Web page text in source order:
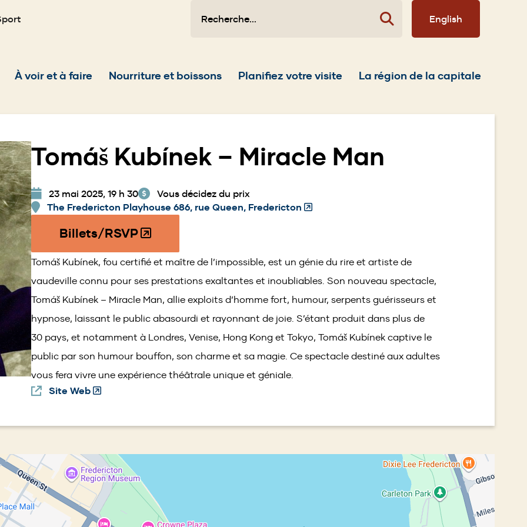
English
Main
navigation
À voir et à faire Nourriture et boissons Planifiez votre visite La région de la capitale
Tomáš Kubínek – Miracle Man
23 mai 2025, 19 h 30 Vous décidez du prix
The Fredericton Playhouse 686, rue Queen, Fredericton (Opens
window)
Billets/RSVP(O
p
e
n
s
n
a
n
e
n
w)
Tomáš Kubínek, fou certifié et maître de l’impossible, est un génie du rire et artiste de
vaudeville connu pour ses prestations exaltantes et inoubliables. Son nouveau spectacle,
Tomáš Kubínek – Miracle Man, allie exploits d’homme fort, humour, serpents guérisseurs et
hypnose, laissant le public abasourdi et rayonnant de joie. S’étant produit dans plus de
30 pays, et notamment à Londres, Venise, Hong Kong et Tokyo, Tomáš Kubínek captive le
public par son humour bouffon, son charme et sa magie. Ce spectacle destiné aux adultes
vous fera vivre une expérience théâtrale unique et géniale.
Site Web(Opens